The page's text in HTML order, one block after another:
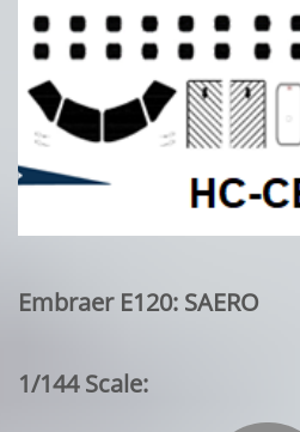
Embraer E120: SAERO
1/144 Scale: